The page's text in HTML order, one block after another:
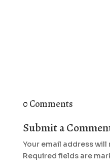
0 Comments
Submit a
Your email address
Required fields are